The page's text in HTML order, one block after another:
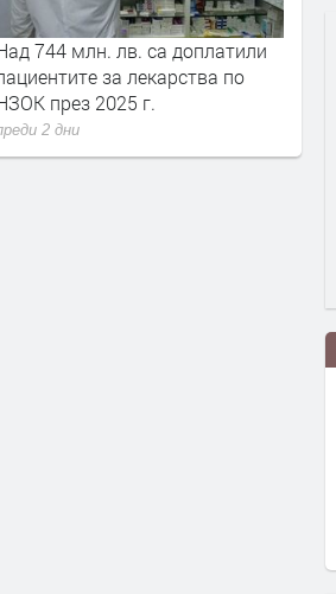
744 млн. лв. са доплатили
за лекарства по
през 2025 г.
2 дни